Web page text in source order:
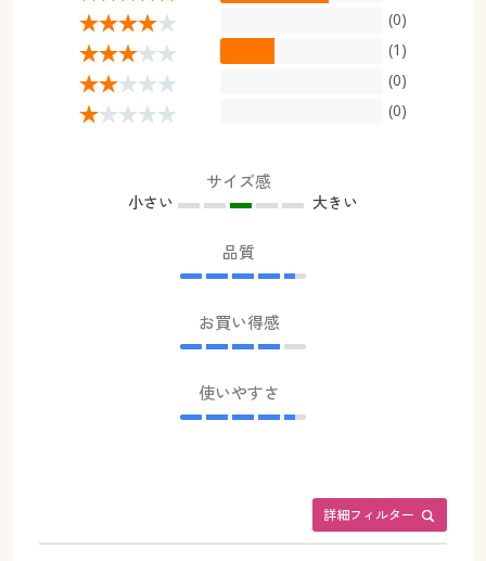
(0)
(1)
(0)
(0)
サイズ感
小さい 大きい
品質
お買い得感
使いやすさ
詳細フィルター